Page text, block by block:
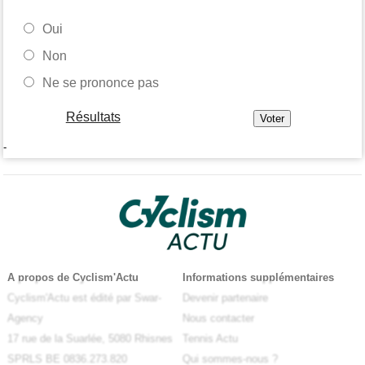
Oui
Non
Ne se prononce pas
Résultats
-
A propos de Cyclism'Actu
Cyclism'Actu est édité par Swar-
Agency
17 rue de la Suarlée, 5080 Rhisnes
SPRLS BE 0836.273.820
Informations supplémentaires
Devenir partenaire
Nous contacter
Tennis Actu
Qui sommes-nous ?